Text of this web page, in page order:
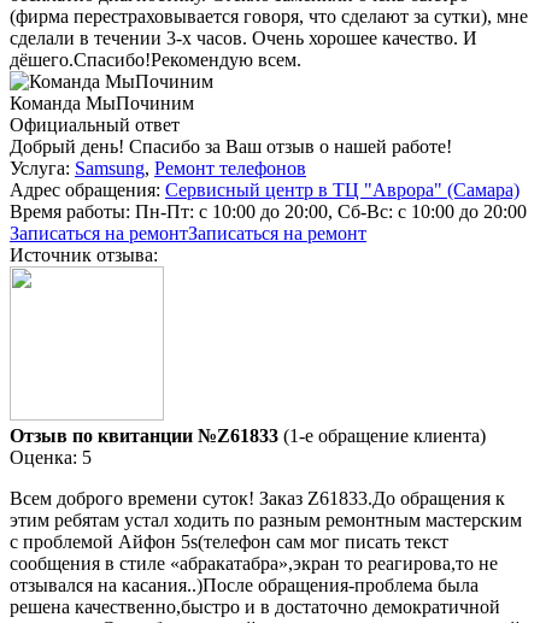
(фирма перестраховывается говоря, что сделают за сутки), мне
сделали в течении 3-х часов. Очень хорошее качество. И
дёшего.Спасибо!Рекомендую всем.
Команда МыПочиним
Официальный ответ
Добрый день! Спасибо за Ваш отзыв о нашей работе!
Услуга: Samsung, Ремонт телефонов
Адрес обращения: Сервисный центр в ТЦ "Аврора" (Самара)
Время работы: Пн-Пт: с 10:00 до 20:00, Сб-Вс: с 10:00 до 20:00
Записаться на ремонтЗаписаться на ремонт
Источник отзыва:
Отзыв по квитанции №Z61833 (1-е обращение клиента)
Оценка: 5
Всем доброго времени суток! Заказ Z61833.До обращения к
этим ребятам устал ходить по разным ремонтным мастерским
с проблемой Айфон 5s(телефон сам мог писать текст
сообщения в стиле «абракатабра»,экран то реагирова,то не
отзывался на касания..)После обращения-проблема была
решена качественно,быстро и в достаточно демократичной